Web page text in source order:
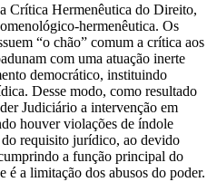
Crítica Hermenêutica do Direito,
hermenêutica. Os
“o chão” comum a crítica aos
com uma atuação inerte
democrático, instituindo
Desse modo, como resultado
Judiciário a intervenção em
houver violações de índole
requisito jurídico, ao devido
a função principal do
é a limitação dos abusos do poder.